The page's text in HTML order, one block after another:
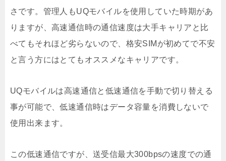
さです。管理人もUQモバイルを使用していた時期があ
りますが、高速通信時の通信速度は大手キャリアと比
べてもそれほど劣らないので、格安SIMが初めてで不安
と言う方にはとてもオススメなキャリアです。
UQモバイルは高速通信と低速通信を手動で切り替える
事が可能で、低速通信時はデータ容量を消費しないで
使用出来ます。
この低速通信ですが、送受信最大300bpsの速度での通